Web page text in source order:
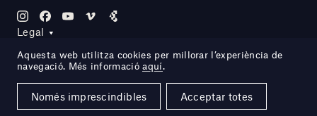
Legal
Site by DOMO—A
Aquesta web utilitza cookies per millorar l’experiència de
navegació. Més informacióaquí.
Només imprescindibles Acceptar totes